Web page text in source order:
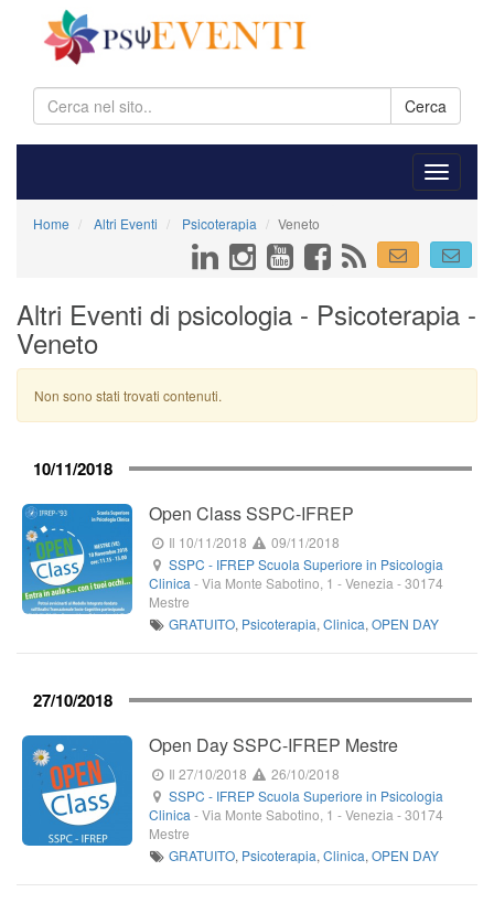
Cerca
Home Altri Eventi Psicoterapia Veneto
Altri Eventi di psicologia - Psicoterapia -
Veneto
Non sono stati trovati contenuti.
10/11/2018
Open Class SSPC-IFREP
Il 10/11/2018
09/11/2018
SSPC - IFREP Scuola Superiore in Psicologia
Clinica -Via Monte Sabotino, 1 -Venezia -30174
Mestre
GRATUITO, Psicoterapia,Clinica,OPEN DAY
27/10/2018
Open Day SSPC-IFREP Mestre
Il 27/10/2018
26/10/2018
SSPC - IFREP Scuola Superiore in Psicologia
Clinica -Via Monte Sabotino, 1 -Venezia -30174
Mestre
GRATUITO, Psicoterapia,Clinica,OPEN DAY